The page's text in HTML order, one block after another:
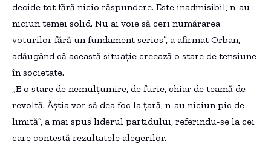
decide tot fără nicio răspundere. Este inadmisibil, n-au
niciun temei solid. Nu ai voie să ceri numărarea
voturilor fără un fundament serios”, a afirmat Orban,
adăugând că această situație creează o stare de tensiune
în societate.
„E o stare de nemulțumire, de furie, chiar de teamă de
revoltă. Ăștia vor să dea foc la țară, n-au niciun pic de
limită”, a mai spus liderul partidului, referindu-se la cei
care contestă rezultatele alegerilor.